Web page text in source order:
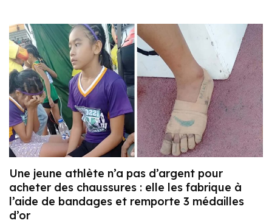
Une jeune athlète n’a pas d’argent pour
acheter des chaussures : elle les fabrique à
l’aide de bandages et remporte 3 médailles
d’or